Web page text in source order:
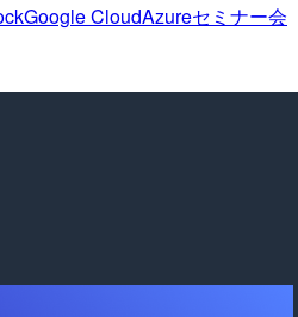
Google CloudAzureセミナー会